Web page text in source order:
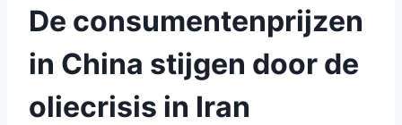
De consumentenprijzen
in China stijgen door de
oliecrisis in Iran